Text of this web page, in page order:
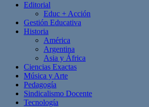
Editorial
Educ + Acción
Gestión Educativa
Historia
América
Argentina
Asia y África
Ciencias Exactas
Música y Arte
Pedagogía
Sindicalismo Docente
Tecnología